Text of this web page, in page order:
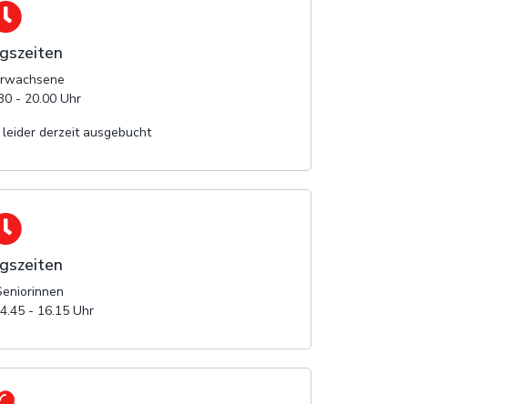
- 20.00 Uhr
derzeit ausgebucht
- 16.15 Uhr